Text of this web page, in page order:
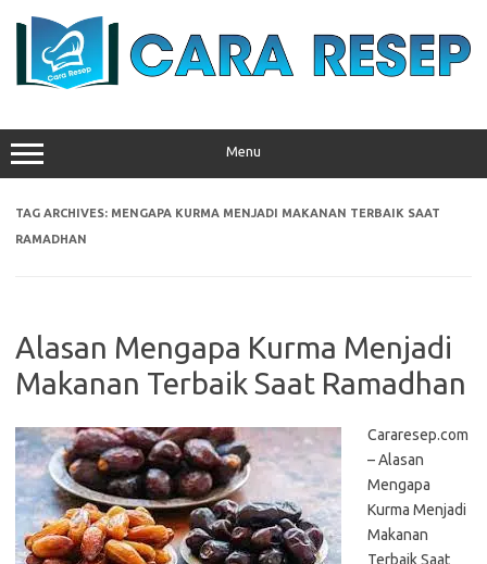
Menu
TAG ARCHIVES: MENGAPA KURMA MENJADI MAKANAN TERBAIK SAAT
RAMADHAN
Alasan Mengapa Kurma Menjadi
Makanan Terbaik Saat Ramadhan
Cararesep.com
– Alasan
Mengapa
Kurma Menjadi
Makanan
Terbaik Saat